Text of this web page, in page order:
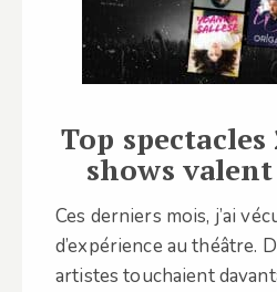
Top spectacles
shows
Ces derniers mois, j’ai
d’expérience au théâtre.
artistes touchaient